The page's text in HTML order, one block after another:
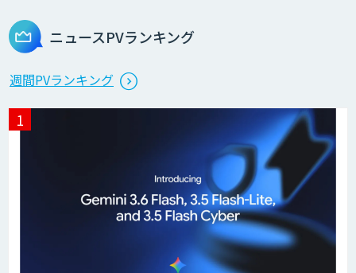
ニュースPVランキング
週間PVランキング